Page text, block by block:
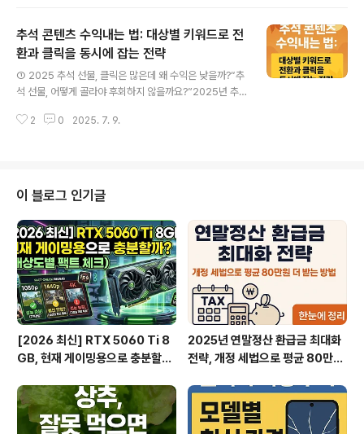
유도하지 못하는 흐름이 결합되어, 콘텐츠가 ‘보여지지 않
고’, ‘탐색되지 않고’, ‘전환되지 않는’ 상황이 반복됩니다.이
글에서는 쿠팡 파트너스를 통해 수익을 내지 못했던 구조
적 실패 요인을 분석하고,애드센스와 쿠팡 파트너스를 함
께 최적화할 수 있는 실질 전략을 제시합니다.② 클릭은 있
는데 왜 수익이 없을까? 구조를 보면 답이 보인다쿠팡 파트
추석 콘텐츠 수익내는 법: 대상별 키워드로 전
환과 클릭을 동시에 잡는 전략
① 2025 추석 선물, 클릭은 많은데 왜 수익은 낮을까?“추
석 선물, 어떻게 골라야 후회하지 않을까요?”2025년 추
까’ 등문장형 검색이 급증하고 있습니다. 단순 상품 추천이
지는 경향이 있습니다.이 글에서는 2025년 추석 기준으
로, 클릭은 물론 수익으로 이어지는 키워드 구조와 콘텐츠
설계 방법을모바일 기반으로 안내해드립니다.② 추석 시즌
키워드, 전환율이 높은 건 따로 있다2025년 추석은 9월 7
일 토요일로, 일반적으로 8월 중순부터 ‘추석 선물’ 관련 검
색량이 ..
2 0 2025. 7. 9.
이 블로그 인기글
[2026 최신] RTX 5060 Ti 8
GB, 현재 게이밍용으로 충분할
2025년 연말정산 환급금 최대화
전략, 개정 세법으로 평균 80만원